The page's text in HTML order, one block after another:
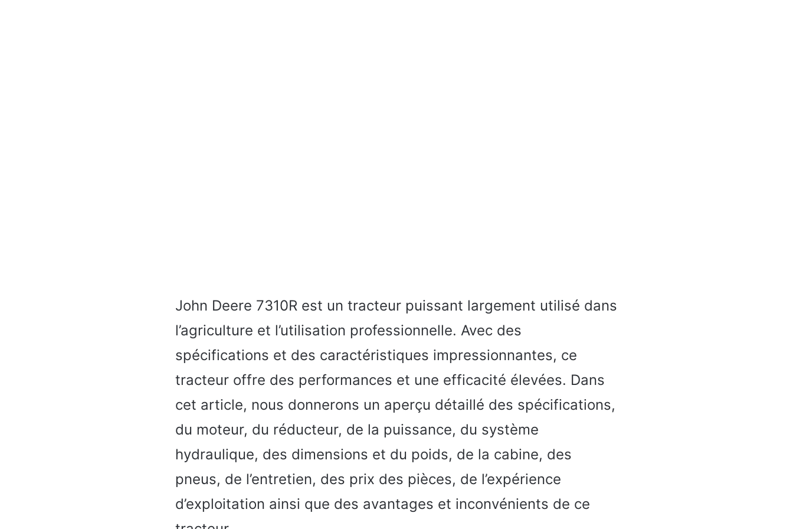
John Deere 7310R est un tracteur puissant largement utilisé dans
l’agriculture et l’utilisation professionnelle. Avec des
spécifications et des caractéristiques impressionnantes, ce
tracteur offre des performances et une efficacité élevées. Dans
cet article, nous donnerons un aperçu détaillé des spécifications,
du moteur, du réducteur, de la puissance, du système
hydraulique, des dimensions et du poids, de la cabine, des
pneus, de l’entretien, des prix des pièces, de l’expérience
d’exploitation ainsi que des avantages et inconvénients de ce